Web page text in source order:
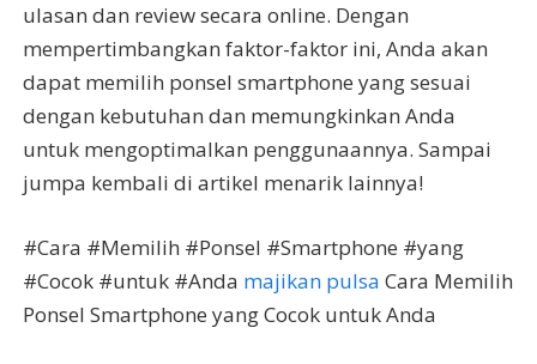
ulasan dan review secara online. Dengan
mempertimbangkan faktor-faktor ini, Anda akan
dapat memilih ponsel smartphone yang sesuai
dengan kebutuhan dan memungkinkan Anda
untuk mengoptimalkan penggunaannya. Sampai
jumpa kembali di artikel menarik lainnya!
#Cara #Memilih #Ponsel #Smartphone #yang
#Cocok #untuk #Anda majikan pulsa Cara Memilih
Ponsel Smartphone yang Cocok untuk Anda